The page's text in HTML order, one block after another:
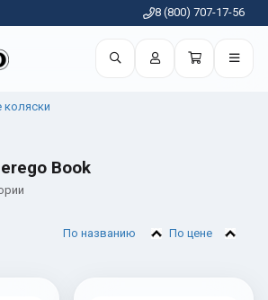
8 (800) 707-17-56
коляски
Book
По названию По цене